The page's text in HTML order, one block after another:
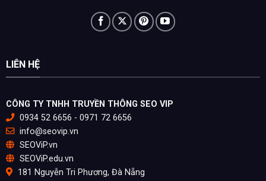
LIÊN HỆ
CÔNG TY TNHH TRUYỀN THÔNG SEO VIP
0934 52 6656 - 0971 72 6656
info@seovip.vn
SEOViP.vn
SEOViP.edu.vn
181 Nguyễn Tri Phương, Đà Nẵng